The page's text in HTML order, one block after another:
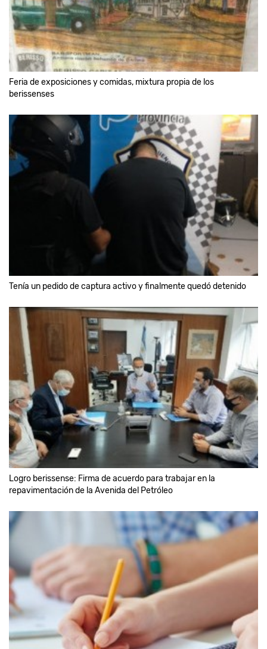
Feria de exposiciones y comidas, mixtura propia de los
berissenses
Tenía un pedido de captura activo y finalmente quedó detenido
Logro berissense: Firma de acuerdo para trabajar en la
repavimentación de la Avenida del Petróleo